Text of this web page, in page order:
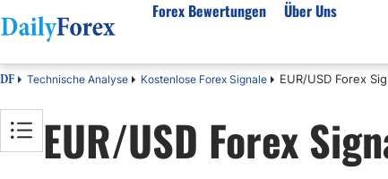
Forex Bewertungen
FX Broker Bewertungen
Automatischer Forex Handel
Über Uns
Über uns
Redaktionelle Richtlinien
DF Technische Analyse Kostenlose Forex Signale EUR/USD Forex
EUR/USD Forex